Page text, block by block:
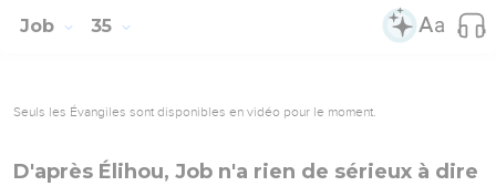
Job 35
Seuls les Évangiles sont disponibles en vidéo pour le moment.
D'après Élihou, Job n'a rien de sérieux à dire